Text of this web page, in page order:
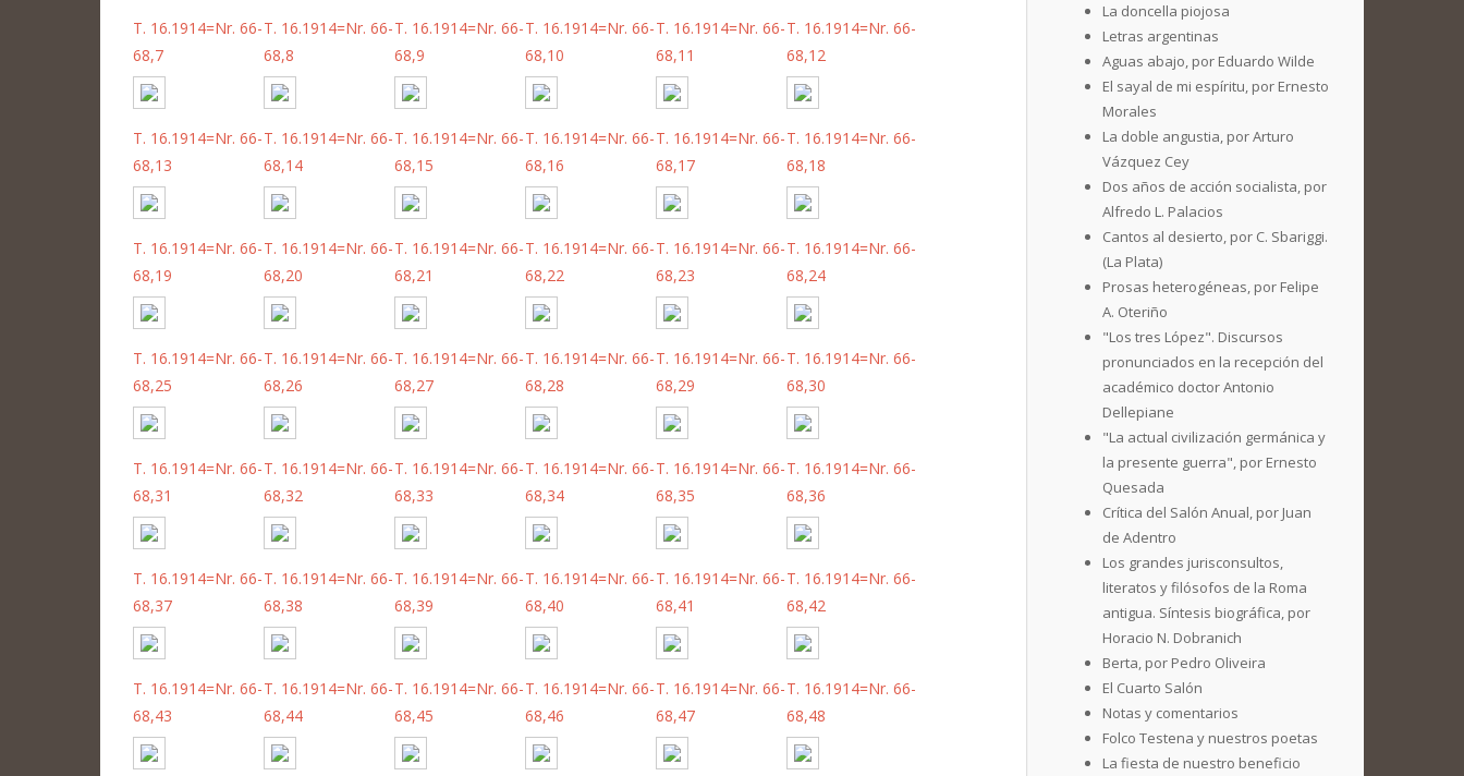
T. 16.1914=Nr. 66-
68,7
T. 16.1914=Nr. 66-
68,8
T. 16.1914=Nr. 66-
68,9
T. 16.1914=Nr. 66-
68,10
T. 16.1914=Nr. 66-
68,11
T. 16.1914=Nr. 66-
68,12
T. 16.1914=Nr. 66-
68,13
T. 16.1914=Nr. 66-
68,14
T. 16.1914=Nr. 66-
68,15
T. 16.1914=Nr. 66-
68,16
T. 16.1914=Nr. 66-
68,17
T. 16.1914=Nr. 66-
68,18
T. 16.1914=Nr. 66-
68,19
T. 16.1914=Nr. 66-
68,20
T. 16.1914=Nr. 66-
68,21
T. 16.1914=Nr. 66-
68,22
T. 16.1914=Nr. 66-
68,23
T. 16.1914=Nr. 66-
68,24
T. 16.1914=Nr. 66-
68,25
T. 16.1914=Nr. 66-
68,26
T. 16.1914=Nr. 66-
68,27
T. 16.1914=Nr. 66-
68,28
T. 16.1914=Nr. 66-
68,29
T. 16.1914=Nr. 66-
68,30
T. 16.1914=Nr. 66-
68,31
T. 16.1914=Nr. 66-
68,32
T. 16.1914=Nr. 66-
68,33
T. 16.1914=Nr. 66-
68,34
T. 16.1914=Nr. 66-
68,35
T. 16.1914=Nr. 66-
68,36
T. 16.1914=Nr. 66-
68,37
T. 16.1914=Nr. 66-
68,38
T. 16.1914=Nr. 66-
68,39
T. 16.1914=Nr. 66-
68,40
T. 16.1914=Nr. 66-
68,41
T. 16.1914=Nr. 66-
68,42
T. 16.1914=Nr. 66-
68,43
T. 16.1914=Nr. 66-
68,44
T. 16.1914=Nr. 66-
68,45
T. 16.1914=Nr. 66-
68,46
T. 16.1914=Nr. 66-
68,47
T. 16.1914=Nr. 66-
68,48
La doncella piojosa
Letras argentinas
Aguas abajo, por Eduardo Wilde
El sayal de mi espíritu, por Ernesto
Morales
La doble angustia, por Arturo
Vázquez Cey
Dos años de acción socialista, por
Alfredo L. Palacios
Cantos al desierto, por C. Sbariggi.
(La Plata)
Prosas heterogéneas, por Felipe
A. Oteriño
"Los tres López". Discursos
pronunciados en la recepción del
académico doctor Antonio
Dellepiane
"La actual civilización germánica y
la presente guerra", por Ernesto
Quesada
Crítica del Salón Anual, por Juan
de Adentro
Los grandes jurisconsultos,
literatos y filósofos de la Roma
antigua. Síntesis biográfica, por
Horacio N. Dobranich
Berta, por Pedro Oliveira
El Cuarto Salón
Notas y comentarios
Folco Testena y nuestros poetas
La fiesta de nuestro beneficio